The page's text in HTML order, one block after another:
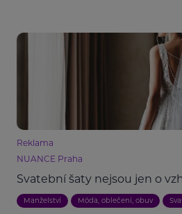
Reklama
NUANCE Praha
Svatební šaty nejsou jen o
Manželství Móda, oblečení, obuv